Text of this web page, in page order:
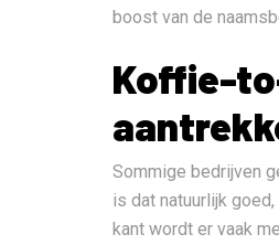
boost van de
Koffie-
Sommige bedrijven
is dat natuurlijk
kant wordt er vaak